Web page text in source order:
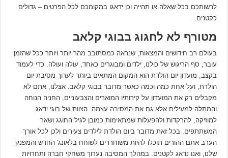
לרשותכם בכל שאלה או תהייה וכן ידאגו במקומכם לכל הפרטים – גדולים
כקטנים.
מטורף לא לחגוג בבוגי קלאב
בעולם רב חידושים והמצאות, שנראה כמסתובב מהר יותר ויותר ככל שהזמן
עובר, סף הריגוש של כולנו, ילדים ומבוגרים כאחד, עולה ועולה. כדי לעמוד
בקצב, מועדון יום הולדת הוא המקום המתאים ביותר לערוך מסיבת יום
הולדת, ועל אחת כמה וכמה כאשר מדובר בבוגי קלאב. אצלנו, אתם לא
מקבלים רק את המועדון על קירותיו המוארים והצבעוניים, החניה הנוחה
והמתלה למעילים אלא גם את המסיבה עצמה. הצוות של בוגי ידאג
למוזיקה, להרקדות ולהפעלות שמתאימות כמובן לגיל החוגג ושאר
המשתתפים. בכל זאת מדובר ביום הולדת לילדים צעירים ולכן לכל אורך
הערב אתם ההורים תוכלו להיות משוחררים לשוחח בלאונג' החדש והמפנק
שלנו, ואנו נדאג לקטנים. במהלך המסיבה נערוך משחקי חברה ותחרויות